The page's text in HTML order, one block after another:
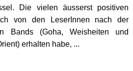
Die vielen äusserst positiven
von den LeserInnen nach der
Bands (Goha, Weisheiten und
erhalten habe, ...